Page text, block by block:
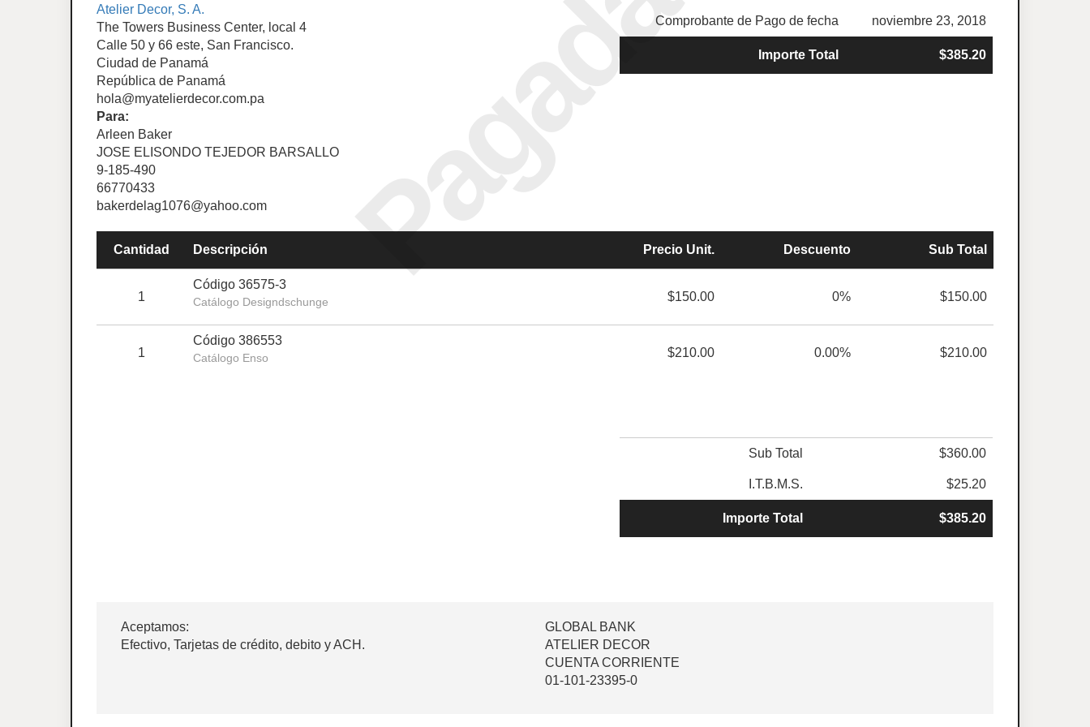
Pagada
Atelier Decor, S. A.
The Towers Business Center, local 4
Calle 50 y 66 este, San Francisco.
Ciudad de Panamá
República de Panamá
hola@myatelierdecor.com.pa
Comprobante de Pago de fecha noviembre 23, 2018
Importe Total $385.20
Para:
Arleen Baker
JOSE ELISONDO TEJEDOR BARSALLO
9-185-490
66770433
bakerdelag1076@yahoo.com
Cantidad Descripción Precio Unit. Descuento Sub Total
1
Código 36575-3
Catálogo Designdschunge $150.00 0% $150.00
1
Código 386553
Catálogo Enso $210.00 0.00% $210.00
Sub Total $360.00
I.T.B.M.S. $25.20
Importe Total $385.20
Aceptamos:
Efectivo, Tarjetas de crédito, debito y ACH.
GLOBAL BANK
ATELIER DECOR
CUENTA CORRIENTE
01-101-23395-0